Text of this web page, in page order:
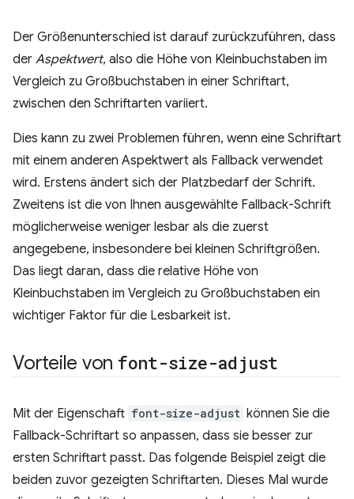
Der Größenunterschied ist darauf zurückzuführen, dass
der Aspektwert, also die Höhe von Kleinbuchstaben im
Vergleich zu Großbuchstaben in einer Schriftart,
zwischen den Schriftarten variiert.
Dies kann zu zwei Problemen führen, wenn eine Schriftart
mit einem anderen Aspektwert als Fallback verwendet
wird. Erstens ändert sich der Platzbedarf der Schrift.
Zweitens ist die von Ihnen ausgewählte Fallback-Schrift
möglicherweise weniger lesbar als die zuerst
angegebene, insbesondere bei kleinen Schriftgrößen.
Das liegt daran, dass die relative Höhe von
Kleinbuchstaben im Vergleich zu Großbuchstaben ein
wichtiger Faktor für die Lesbarkeit ist.
Vorteile von font-size-adjust
Mit der Eigenschaft font-size-adjust können Sie die
Fallback-Schriftart so anpassen, dass sie besser zur
ersten Schriftart passt. Das folgende Beispiel zeigt die
beiden zuvor gezeigten Schriftarten. Dieses Mal wurde